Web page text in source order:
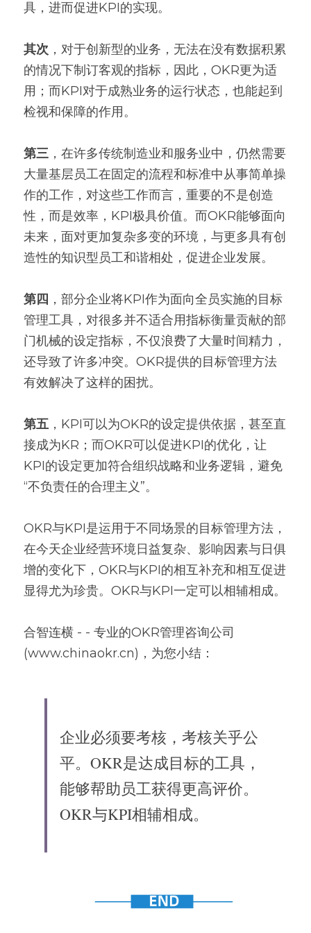
具，进而促进KPI的实现。
其次 ，对于创新型的业务，无法在没有数据积累
的情况下制订客观的指标，因此，OKR更为适
用；而KPI对于成熟业务的运行状态，也能起到
检视和保障的作用。
第三 ，在许多传统制造业和服务业中，仍然需要
大量基层员工在固定的流程和标准中从事简单操
作的工作，对这些工作而言，重要的不是创造
性，而是效率，KPI极具价值。而OKR能够面向
未来，面对更加复杂多变的环境，与更多具有创
造性的知识型员工和谐相处，促进企业发展。
第四 ，部分企业将KPI作为面向全员实施的目标
管理工具，对很多并不适合用指标衡量贡献的部
门机械的设定指标，不仅浪费了大量时间精力，
还导致了许多冲突。OKR提供的目标管理方法
有效解决了这样的困扰。
第五 ，KPI可以为OKR的设定提供依据，甚至直
接成为KR；而OKR可以促进KPI的优化，让
KPI的设定更加符合组织战略和业务逻辑，避免
“不负责任的合理主义”。
OKR与KPI是运用于不同场景的目标管理方法，
在今天企业经营环境日益复杂、影响因素与日俱
增的变化下，OKR与KPI的相互补充和相互促进
显得尤为珍贵。OKR与KPI一定可以相辅相成。
合智连横 - - 专业的OKR管理咨询公司
(www.chinaokr.cn)，为您小结：
企业必须要考核，考核关乎公
平。OKR是达成目标的工具，
能够帮助员工获得更高评价。
OKR与KPI相辅相成。